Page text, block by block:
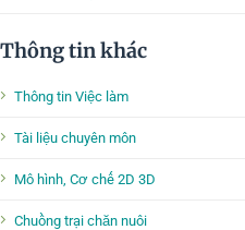
Thông tin khác
Thông tin Việc làm
Tài liệu chuyên môn
Mô hình, Cơ chế 2D 3D
Chuồng trại chăn nuôi